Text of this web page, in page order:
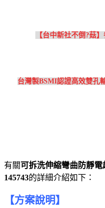
【台中新社不倒?菇
台灣製BSMI認證高效雙孔
有關可拆洗伸縮彎曲防靜
145743的詳細介紹如下：
【方案說明】